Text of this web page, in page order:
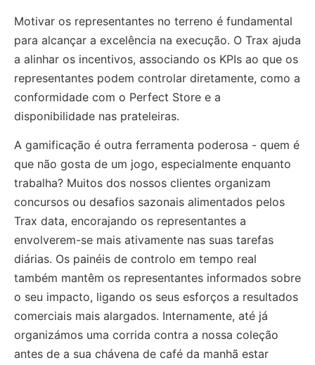
Motivar os representantes no terreno é fundamental
para alcançar a excelência na execução. O Trax ajuda
a alinhar os incentivos, associando os KPIs ao que os
representantes podem controlar diretamente, como a
conformidade com o Perfect Store e a
disponibilidade nas prateleiras.
A gamificação é outra ferramenta poderosa - quem é
que não gosta de um jogo, especialmente enquanto
trabalha? Muitos dos nossos clientes organizam
concursos ou desafios sazonais alimentados pelos
Trax data, encorajando os representantes a
envolverem-se mais ativamente nas suas tarefas
diárias. Os painéis de controlo em tempo real
também mantêm os representantes informados sobre
o seu impacto, ligando os seus esforços a resultados
comerciais mais alargados. Internamente, até já
organizámos uma corrida contra a nossa coleção
antes de a sua chávena de café da manhã estar